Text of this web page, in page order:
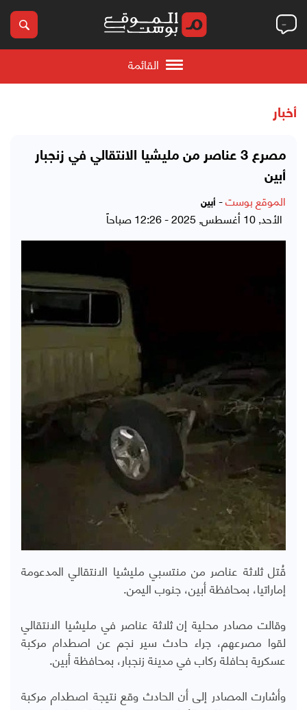
القائمة
أخبار
مصرع 3 عناصر من مليشيا الانتقالي في زنجبار
أبين
الموقع بوست- أبين
الأحد, 10 أغسطس, 2025 - 12:26 صباحاً
قُتل ثلاثة عناصر من منتسبي مليشيا الانتقالي المدعومة
إماراتيا، بمحافظة أبين، جنوب اليمن.
وقالت مصادر محلية إن ثلاثة عناصر في مليشيا الانتقالي
لقوا مصرعهم، جراء حادث سير نجم عن اصطدام مركبة
عسكرية بحافلة ركاب في مدينة زنجبار، بمحافظة أبين.
وأشارت المصادر إلى أن الحادث وقع نتيجة اصطدام مركبة